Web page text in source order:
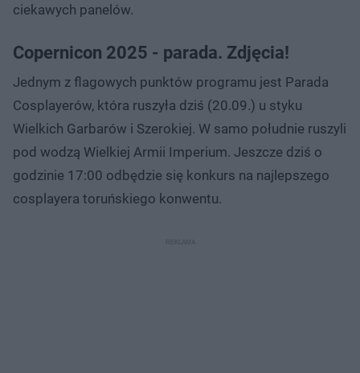
ciekawych panelów.
Copernicon 2025 - parada. Zdjęcia!
Jednym z flagowych punktów programu jest Parada
Cosplayerów, która ruszyła dziś (20.09.) u styku
Wielkich Garbarów i Szerokiej. W samo południe ruszyli
pod wodzą Wielkiej Armii Imperium. Jeszcze dziś o
godzinie 17:00 odbędzie się konkurs na najlepszego
cosplayera toruńskiego konwentu.